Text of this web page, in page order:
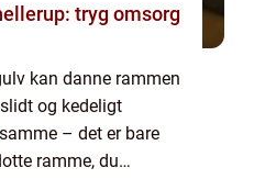
tryg omsorg
kan danne rammen
og kedeligt
– det er bare
ramme, du